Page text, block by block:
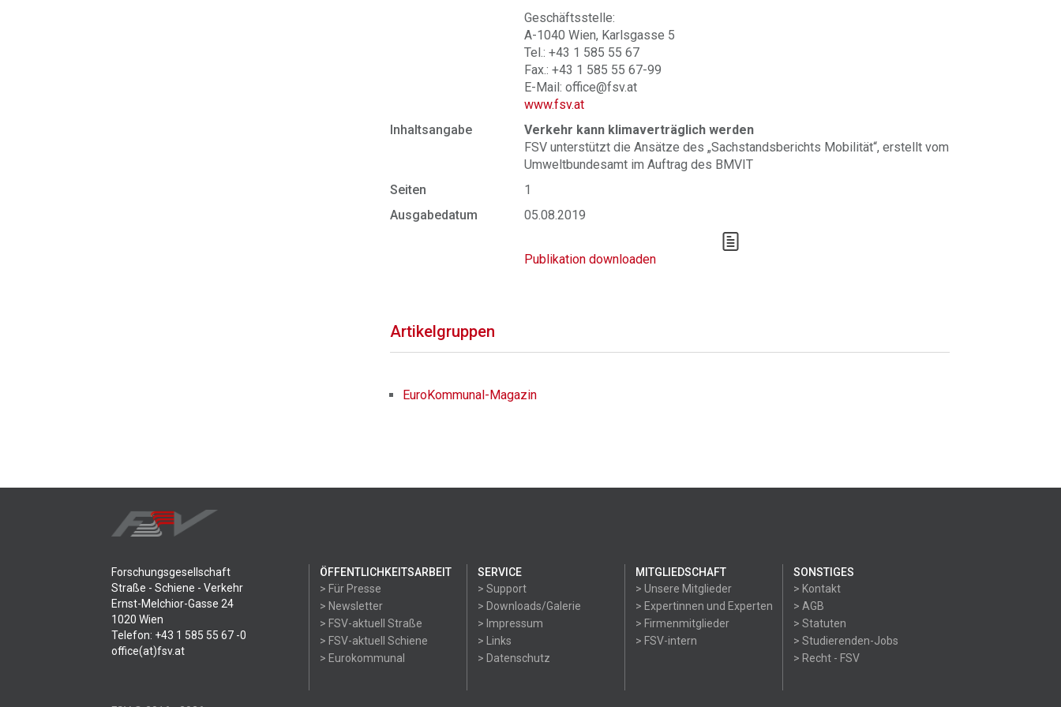
Geschäftsstelle:
A-1040 Wien, Karlsgasse 5
Tel.: +43 1 585 55 67
Fax.: +43 1 585 55 67-99
E-Mail: office@fsv.at
www.fsv.at
Inhaltsangabe
Verkehr kann klimaverträglich werden
FSV unterstützt die Ansätze des „Sachstandsberichts Mobilität“, erstellt vom
Umweltbundesamt im Auftrag des BMVIT
Seiten
1
Ausgabedatum
05.08.2019
Publikation downloaden
Artikelgruppen
EuroKommunal-Magazin
Forschungsgesellschaft
Straße - Schiene - Verkehr
Ernst-Melchior-Gasse 24
1020 Wien
Telefon: +43 1 585 55 67 -0
office(at)fsv.at
ÖFFENTLICHKEITSARBEIT
> Für Presse
> Newsletter
> FSV-aktuell Straße
> FSV-aktuell Schiene
> Eurokommunal
SERVICE
> Support
> Downloads/Galerie
> Impressum
> Links
> Datenschutz
MITGLIEDSCHAFT
> Unsere Mitglieder
> Expertinnen und Experten
> Firmenmitglieder
> FSV-intern
SONSTIGES
> Kontakt
> AGB
> Statuten
> Studierenden-Jobs
> Recht - FSV